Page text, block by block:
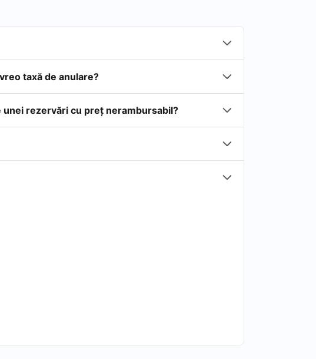
taxă de anulare?
unei rezervări cu preţ nerambursabil?